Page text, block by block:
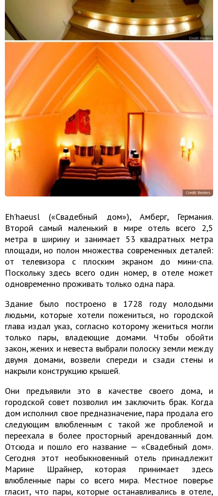
Eh’haeusl («Свадебный дом»), Амберг, Германия.
Второй самый маленький в мире отель всего 2,5
метра в ширину и занимает 53 квадратных метра
площади, но полон множества современных деталей:
от телевизора с плоским экраном до мини-спа.
Поскольку здесь всего один номер, в отеле может
одновременно проживать только одна пара.
Здание было построено в 1728 году молодыми
людьми, которые хотели пожениться, но городской
глава издал указ, согласно которому жениться могли
только пары, владеющие домами. Чтобы обойти
закон, жених и невеста выбрали полоску земли между
двумя домами, возвели спереди и сзади стены и
накрыли конструкцию крышей.
Они предъявили это в качестве своего дома, и
городской совет позволил им заключить брак. Когда
дом исполнил свое предназначение, пара продала его
следующим влюбленным с такой же проблемой и
переехала в более просторный арендованный дом.
Отсюда и пошло его название — «Свадебный дом».
Сегодня этот необыкновенный отель принадлежит
Марине Шрайнер, которая принимает здесь
влюбленные пары со всего мира. Местное поверье
гласит, что пары, которые останавливались в отеле,